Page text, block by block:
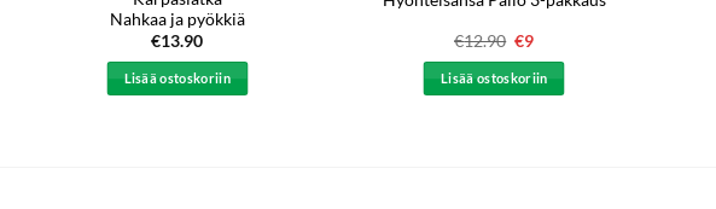
Nahkaa ja pyökkiä
€13.90
Lisää ostoskoriin
€12.90 Alkuperäinen
hinta
oli:
€12.90.
€9
hinta
on:
€9.
Lisää ostoskoriin